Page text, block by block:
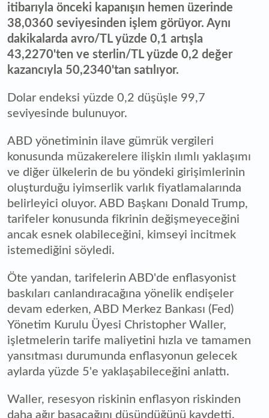
itibarıyla önceki kapanışın hemen üzerinde
38,0360 seviyesinden işlem görüyor. Aynı
dakikalarda avro/TL yüzde 0,1 artışla
43,2270'ten ve sterlin/TL yüzde 0,2 değer
kazancıyla 50,2340'tan satılıyor.
Dolar endeksi yüzde 0,2 düşüşle 99,7
seviyesinde bulunuyor.
ABD yönetiminin ilave gümrük vergileri
konusunda müzakerelere ilişkin ılımlı yaklaşımı
ve diğer ülkelerin de bu yöndeki girişimlerinin
oluşturduğu iyimserlik varlık fiyatlamalarında
belirleyici oluyor. ABD Başkanı Donald Trump,
tarifeler konusunda fikrinin değişmeyeceğini
ancak esnek olabileceğini, kimseyi incitmek
istemediğini söyledi.
Öte yandan, tarifelerin ABD'de enflasyonist
baskıları canlandıracağına yönelik endişeler
devam ederken, ABD Merkez Bankası (Fed)
Yönetim Kurulu Üyesi Christopher Waller,
işletmelerin tarife maliyetini hızla ve tamamen
yansıtması durumunda enflasyonun gelecek
aylarda yüzde 5'e yaklaşabileceğini anlattı.
Waller, resesyon riskinin enflasyon riskinden
daha ağır basacağını düşündüğünü kaydetti.